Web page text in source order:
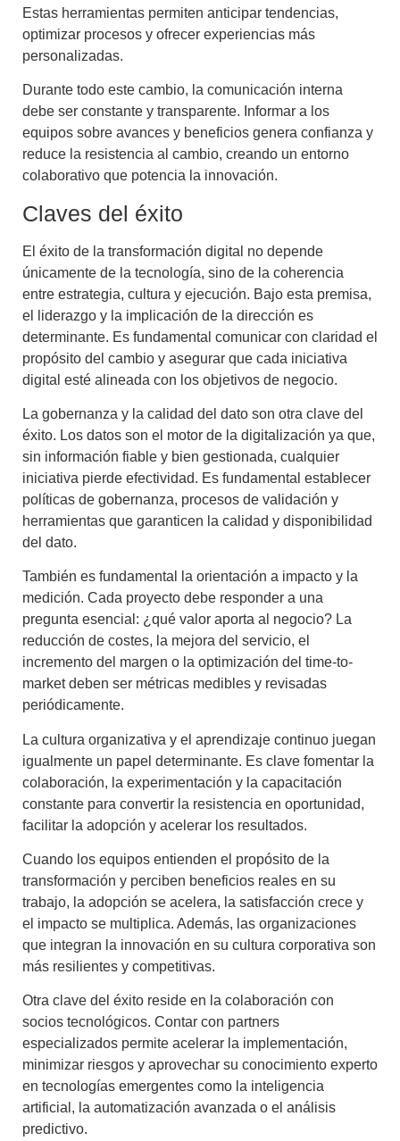
Estas herramientas permiten anticipar tendencias,
optimizar procesos y ofrecer experiencias más
personalizadas.
Durante todo este cambio, la comunicación interna
debe ser constante y transparente. Informar a los
equipos sobre avances y beneficios genera confianza y
reduce la resistencia al cambio, creando un entorno
colaborativo que potencia la innovación.
Claves del éxito
El éxito de la transformación digital no depende
únicamente de la tecnología, sino de la coherencia
entre estrategia, cultura y ejecución. Bajo esta premisa,
el liderazgo y la implicación de la dirección es
determinante. Es fundamental comunicar con claridad el
propósito del cambio y asegurar que cada iniciativa
digital esté alineada con los objetivos de negocio.
La gobernanza y la calidad del dato son otra clave del
éxito. Los datos son el motor de la digitalización ya que,
sin información fiable y bien gestionada, cualquier
iniciativa pierde efectividad. Es fundamental establecer
políticas de gobernanza, procesos de validación y
herramientas que garanticen la calidad y disponibilidad
del dato.
También es fundamental la orientación a impacto y la
medición. Cada proyecto debe responder a una
pregunta esencial: ¿qué valor aporta al negocio? La
reducción de costes, la mejora del servicio, el
incremento del margen o la optimización del time-to-
market deben ser métricas medibles y revisadas
periódicamente.
La cultura organizativa y el aprendizaje continuo juegan
igualmente un papel determinante. Es clave fomentar la
colaboración, la experimentación y la capacitación
constante para convertir la resistencia en oportunidad,
facilitar la adopción y acelerar los resultados.
Cuando los equipos entienden el propósito de la
transformación y perciben beneficios reales en su
trabajo, la adopción se acelera, la satisfacción crece y
el impacto se multiplica. Además, las organizaciones
que integran la innovación en su cultura corporativa son
más resilientes y competitivas.
Otra clave del éxito reside en la colaboración con
socios tecnológicos. Contar con partners
especializados permite acelerar la implementación,
minimizar riesgos y aprovechar su conocimiento experto
en tecnologías emergentes como la inteligencia
artificial, la automatización avanzada o el análisis
predictivo.